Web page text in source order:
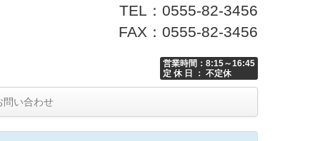
TEL：0555-82-3456
FAX：0555-82-3456
営業時間：8:15～16:45
定 休 日 ： 不定休
い合わせ